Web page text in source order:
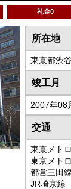
礼金0
所在地
東京都渋
竣工月
2007年08
交通
東京メト
東京メト
都営三田
JR埼京線